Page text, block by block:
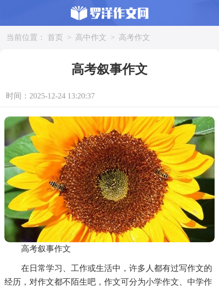
当前位置： 首页 > 高中作文 > 高考作文
高考叙事作文
时间：2025-12-24 13:20:37
高考叙事作文
在日常学习、工作或生活中，许多人都有过写作文的
经历，对作文都不陌生吧，作文可分为小学作文、中学作